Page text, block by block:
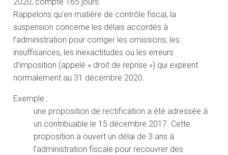
Rappelons qu’en matière de contrôle fiscal, la
suspension concerne les délais accordés à
l’administration pour corriger les omissions, les
insuffisances, les inexactitudes ou les erreurs
d’imposition (appelé « droit de reprise ») qui expirent
normalement au 31 décembre 2020.
Exemple :
une proposition de rectification a été adressée à
un contribuable le 15 décembre 2017. Cette
proposition a ouvert un délai de 3 ans à
l’administration fiscale pour recouvrer des